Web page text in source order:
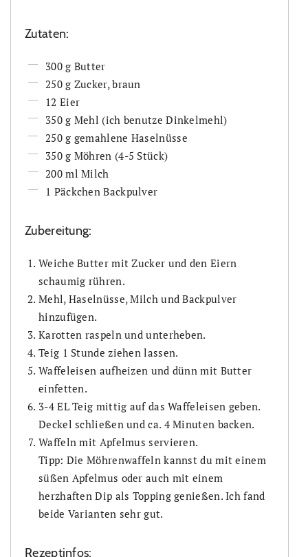
Zutaten:
300 g Butter
250 g Zucker, braun
12 Eier
350 g Mehl (ich benutze Dinkelmehl)
250 g gemahlene Haselnüsse
350 g Möhren (4-5 Stück)
200 ml Milch
1 Päckchen Backpulver
Zubereitung:
Weiche Butter mit Zucker und den Eiern
schaumig rühren.
Mehl, Haselnüsse, Milch und Backpulver
hinzufügen.
Karotten raspeln und unterheben.
Teig 1 Stunde ziehen lassen.
Waffeleisen aufheizen und dünn mit Butter
einfetten.
3-4 EL Teig mittig auf das Waffeleisen geben.
Deckel schließen und ca. 4 Minuten backen.
Waffeln mit Apfelmus servieren.
Tipp: Die Möhrenwaffeln kannst du mit einem
süßen Apfelmus oder auch mit einem
herzhaften Dip als Topping genießen. Ich fand
beide Varianten sehr gut.
Rezeptinfos: